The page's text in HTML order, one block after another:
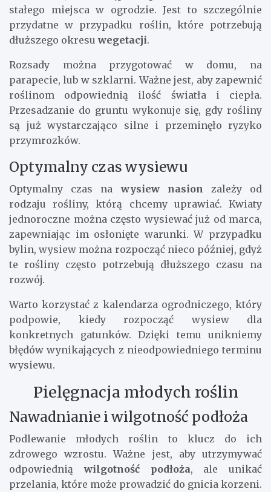
stałego miejsca w ogrodzie. Jest to szczególnie
przydatne w przypadku roślin, które potrzebują
dłuższego okresuwegetacji.
Rozsady można przygotować w domu, na
parapecie, lub w szklarni. Ważne jest, aby zapewnić
roślinom odpowiednią ilość światła i ciepła.
Przesadzanie do gruntu wykonuje się, gdy rośliny
są już wystarczająco silne i przeminęło ryzyko
przymrozków.
Optymalny czas wysiewu
Optymalny czas nawysiew nasion zależy od
rodzaju rośliny, którą chcemy uprawiać. Kwiaty
jednoroczne można często wysiewać już od marca,
zapewniając im osłonięte warunki. W przypadku
bylin, wysiew można rozpocząć nieco później, gdyż
te rośliny często potrzebują dłuższego czasu na
rozwój.
Warto korzystać z kalendarza ogrodniczego, który
podpowie, kiedy rozpocząć wysiew dla
konkretnych gatunków. Dzięki temu unikniemy
błędów wynikających z nieodpowiedniego terminu
wysiewu.
Pielęgnacja młodych roślin
Nawadnianie i wilgotność podłoża
Podlewanie młodych roślin to klucz do ich
zdrowego wzrostu. Ważne jest, aby utrzymywać
odpowiedniąwilgotność podłoża, ale unikać
przelania, które może prowadzić do gnicia korzeni.